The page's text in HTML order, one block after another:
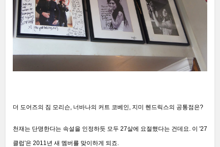
더 도어즈의 짐 모리슨, 너바나의 커트 코베인, 지미 헨드릭스의 공통점은?
천재는 단명한다는 속설을 인정하듯 모두 27살에 요절했다는 건데요. 이 '27
클럽'은 2011년 새 멤버를 맞이하게 되죠.